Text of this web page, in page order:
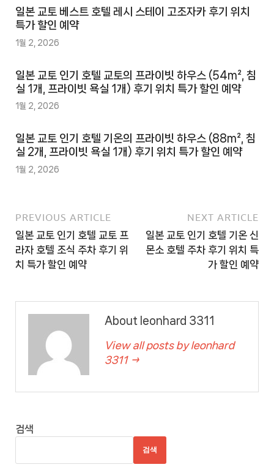
일본 교토 베스트 호텔 레시 스테이 고조자카 후기 위치
특가 할인 예약
1월 2, 2026
일본 교토 인기 호텔 교토의 프라이빗 하우스 (54m², 침
실 1개, 프라이빗 욕실 1개) 후기 위치 특가 할인 예약
1월 2, 2026
일본 교토 인기 호텔 기온의 프라이빗 하우스 (88m², 침
실 2개, 프라이빗 욕실 1개) 후기 위치 특가 할인 예약
1월 2, 2026
PREVIOUS ARTICLE
일본 교토 인기 호텔 교토 프
라자 호텔 조식 주차 후기 위
치 특가 할인 예약
NEXT ARTICLE
일본 교토 인기 호텔 기온 신
몬소 호텔 주차 후기 위치 특
가 할인 예약
About leonhard 3311
View all posts by leonhard
3311 →
검색
검색